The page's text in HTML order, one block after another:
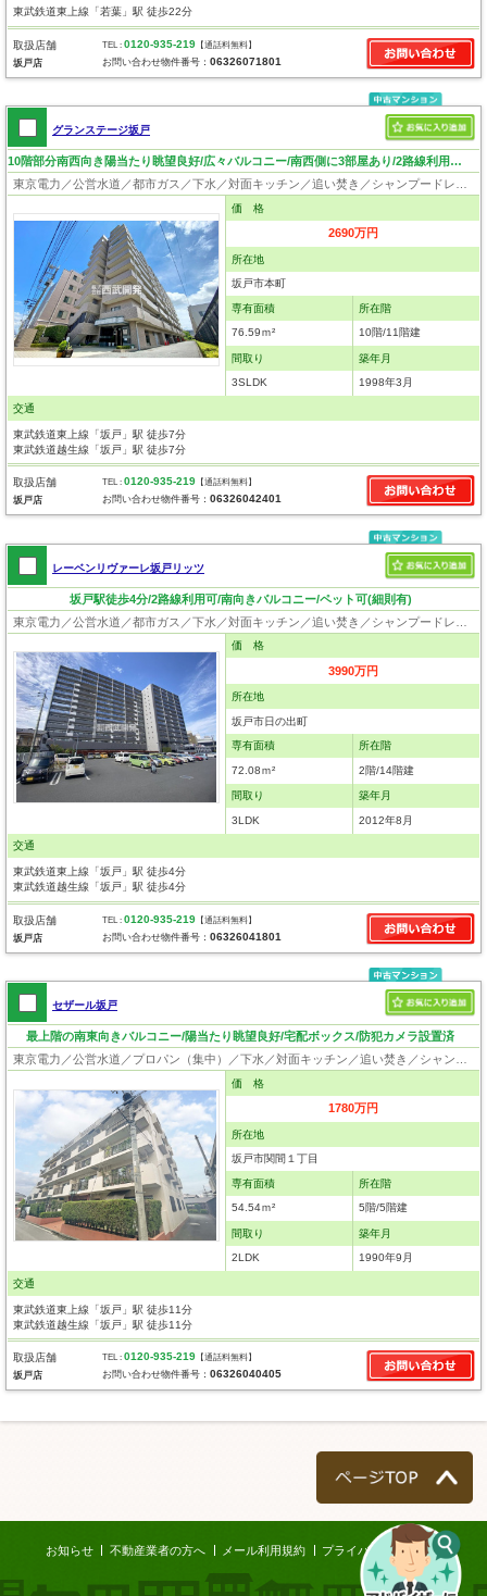
東武鉄道東上線「若葉」駅 徒歩22分
取扱店舗
坂戸店
TEL :0120-935-219 【通話料無料】
お問い合わせ物件番号：06326071801
グランステージ坂戸
10階部分南西向き陽当たり眺望良好/広々バルコニー/南西側に3部屋あり/2路線利用可/宅配ボックス有
価 格
2690万円
所在地
坂戸市本町
専有面積
76.59ｍ²
所在階
10階/11階建
間取り
3SLDK
築年月
1998年3月
交通
東武鉄道東上線「坂戸」駅 徒歩7分
東武鉄道越生線「坂戸」駅 徒歩7分
取扱店舗
坂戸店
TEL :0120-935-219 【通話料無料】
お問い合わせ物件番号：06326042401
レーベンリヴァーレ坂戸リッツ
坂戸駅徒歩4分/2路線利用可/南向きバルコニー/ペット可(細則有)
価 格
3990万円
所在地
坂戸市日の出町
専有面積
72.08ｍ²
所在階
2階/14階建
間取り
3LDK
築年月
2012年8月
交通
東武鉄道東上線「坂戸」駅 徒歩4分
東武鉄道越生線「坂戸」駅 徒歩4分
取扱店舗
坂戸店
TEL :0120-935-219 【通話料無料】
お問い合わせ物件番号：06326041801
セザール坂戸
最上階の南東向きバルコニー/陽当たり眺望良好/宅配ボックス/防犯カメラ設置済
価 格
1780万円
所在地
坂戸市関間１丁目
専有面積
54.54ｍ²
所在階
5階/5階建
間取り
2LDK
築年月
1990年9月
交通
東武鉄道東上線「坂戸」駅 徒歩11分
東武鉄道越生線「坂戸」駅 徒歩11分
取扱店舗
坂戸店
TEL :0120-935-219 【通話料無料】
お問い合わせ物件番号：06326040405
お知らせ 不動産業者の方へ メール利用規約 プライバシーポリシー